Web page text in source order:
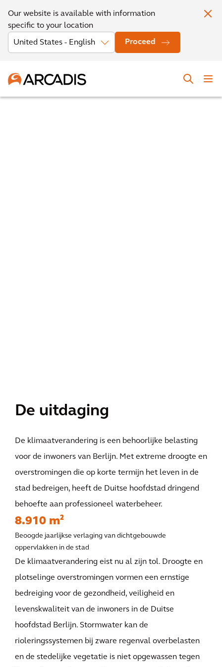
Our website is available with information
specific to your location
Proceed
De uitdaging
De klimaatverandering is een behoorlijke belasting
voor de inwoners van Berlijn. Met extreme droogte en
overstromingen die op korte termijn het leven in de
stad bedreigen, heeft de Duitse hoofdstad dringend
behoefte aan professioneel waterbeheer.
8.910 m²
Beoogde jaarlijkse verlaging van dichtgebouwde
oppervlakken in de stad
De klimaatverandering eist nu al zijn tol. Droogte en
plotselinge overstromingen vormen een ernstige
bedreiging voor de gezondheid, veiligheid en
levenskwaliteit van de inwoners in de Duitse
hoofdstad Berlijn. Stormwater kan de
rioleringssystemen bij zware regenval overbelasten
en de stedelijke vegetatie is niet opgewassen tegen